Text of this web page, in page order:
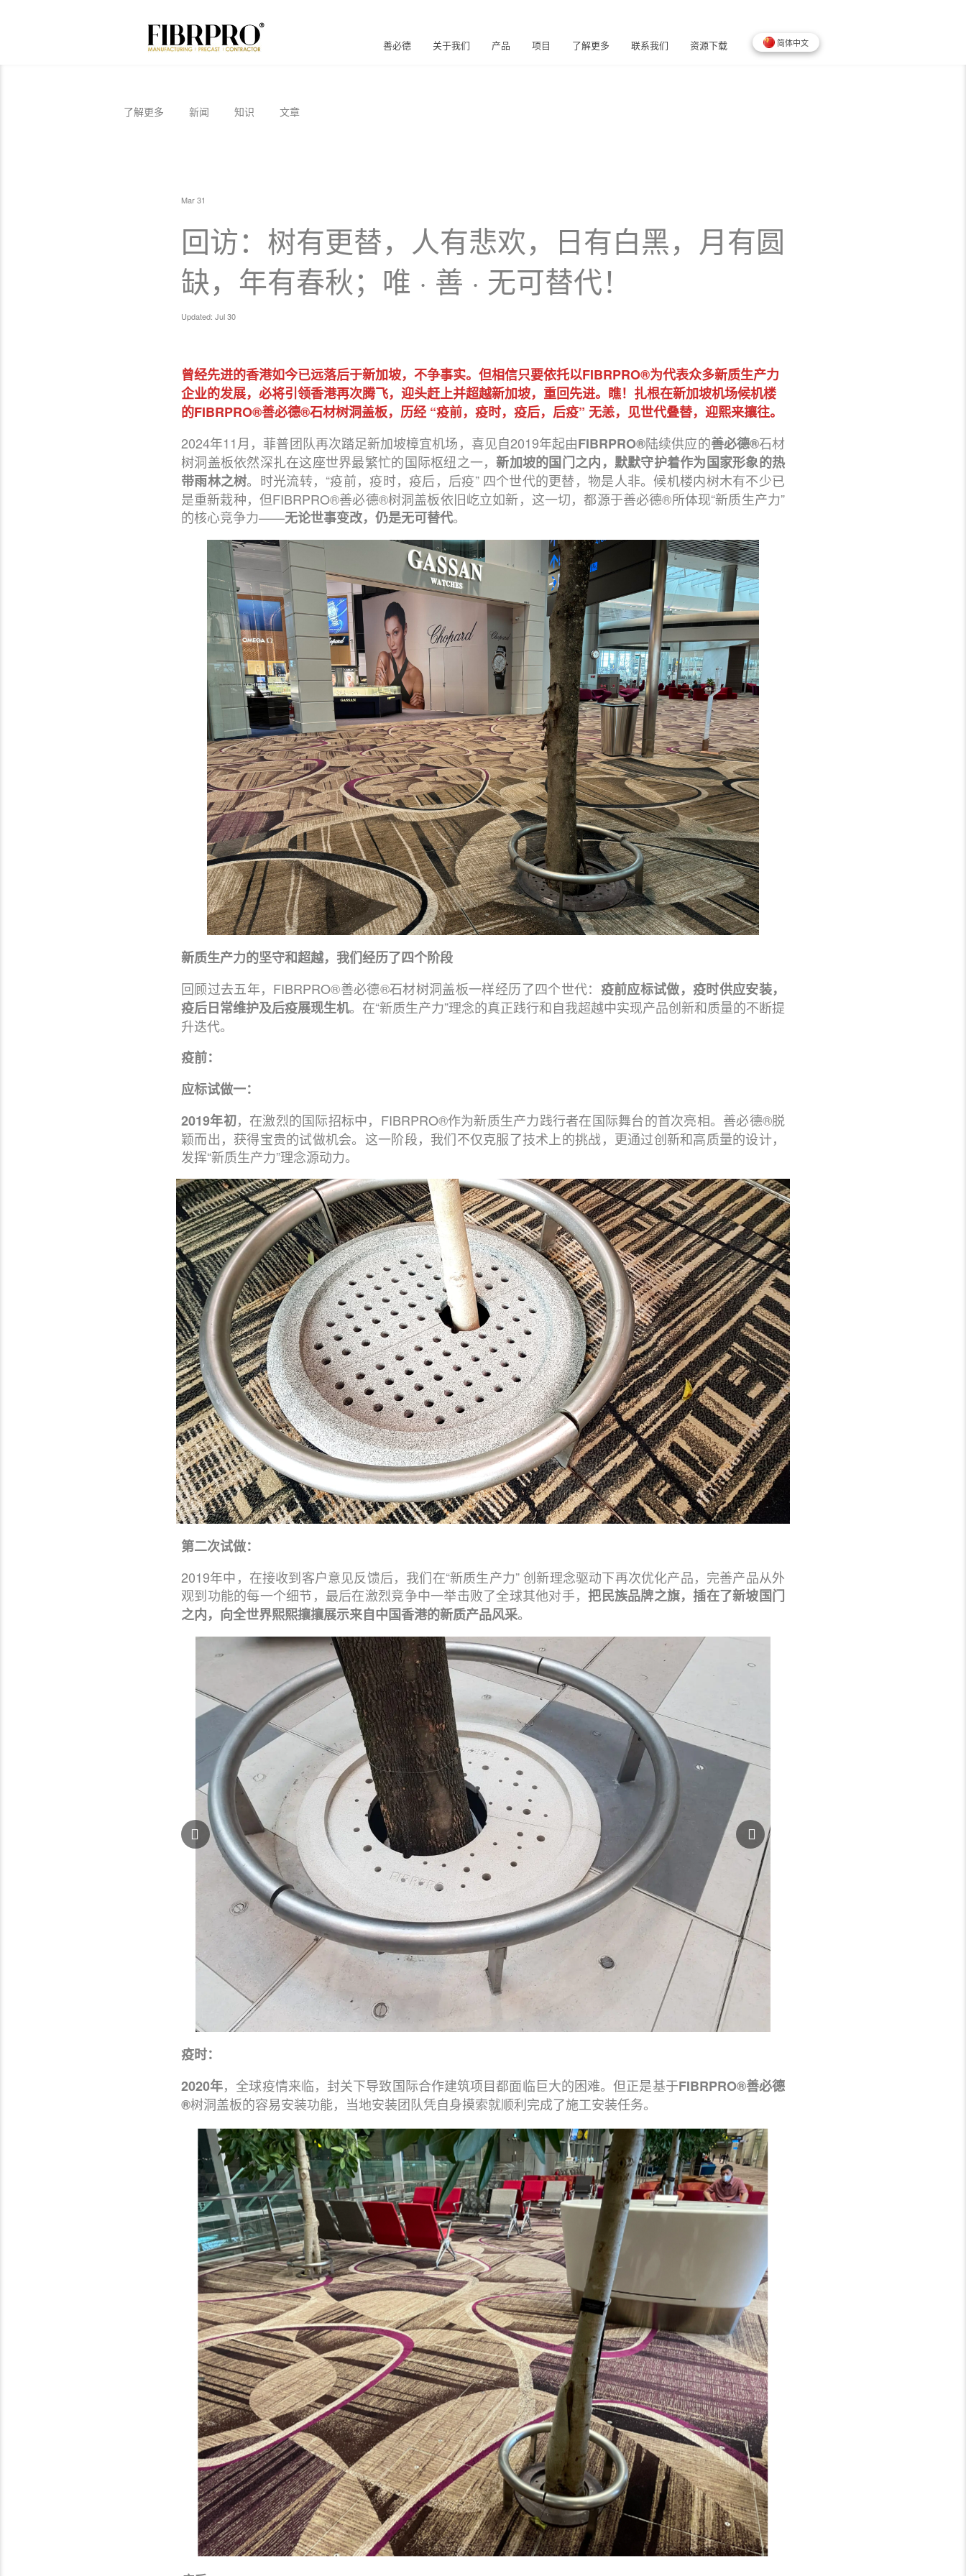
善必德 关于我们 产品 项目 了解更多 联系我们 资源下载 简体中文
了解更多 新闻 知识 文章
Mar 31
回访：树有更替，人有悲欢，日有白黑，月有圆
缺，年有春秋；唯 · 善 · 无可替代！
Updated: Jul 30
曾经先进的香港如今已远落后于新加坡，不争事实。但相信只要依托以FIBRPRO®为代表众多新质生产力
企业的发展，必将引领香港再次腾飞，迎头赶上并超越新加坡，重回先进。瞧！扎根在新加坡机场候机楼
的FIBRPRO®善必德®石材树洞盖板，历经 “疫前，疫时，疫后，后疫” 无恙，见世代叠替，迎熙来攘往。
2024年11月，菲普团队再次踏足新加坡樟宜机场，喜见自2019年起由FIBRPRO®陆续供应的善必德®石材
树洞盖板依然深扎在这座世界最繁忙的国际枢纽之一，新加坡的国门之内，默默守护着作为国家形象的热
带雨林之树。时光流转，“疫前，疫时，疫后，后疫” 四个世代的更替，物是人非。候机楼内树木有不少已
是重新栽种，但FIBRPRO®善必德®树洞盖板依旧屹立如新，这一切，都源于善必德®所体现“新质生产力”
的核心竞争力——无论世事变改，仍是无可替代。
新质生产力的坚守和超越，我们经历了四个阶段
回顾过去五年，FIBRPRO®善必德®石材树洞盖板一样经历了四个世代： 疫前应标试做，疫时供应安装，
疫后日常维护及后疫展现生机。在“新质生产力”理念的真正践行和自我超越中实现产品创新和质量的不断提
升迭代。
疫前：
应标试做一：
2019年初，在激烈的国际招标中，FIBRPRO®作为新质生产力践行者在国际舞台的首次亮相。善必德®脱
颖而出，获得宝贵的试做机会。这一阶段，我们不仅克服了技术上的挑战，更通过创新和高质量的设计，
发挥“新质生产力”理念源动力。
第二次试做：
2019年中，在接收到客户意见反馈后，我们在“新质生产力” 创新理念驱动下再次优化产品，完善产品从外
观到功能的每一个细节，最后在激烈竞争中一举击败了全球其他对手，把民族品牌之旗，插在了新坡国门
之内，向全世界熙熙攘攘展示来自中国香港的新质产品风采。
疫时：
2020年，全球疫情来临，封关下导致国际合作建筑项目都面临巨大的困难。但正是基于FIBRPRO®善必德
®树洞盖板的容易安装功能，当地安装团队凭自身摸索就顺利完成了施工安装任务。